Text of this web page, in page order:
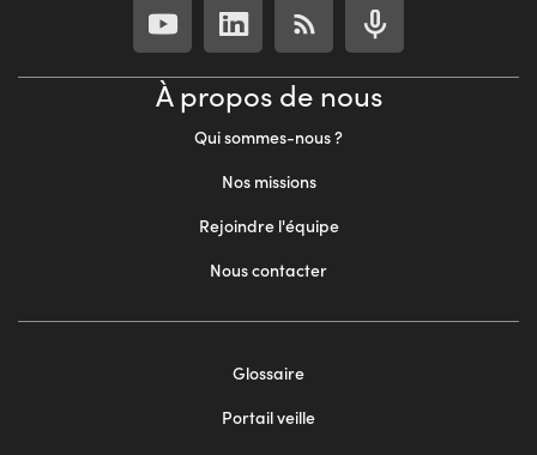
À propos de nous
Qui sommes-nous ?
Nos missions
Rejoindre l'équipe
Nous contacter
Glossaire
Portail veille